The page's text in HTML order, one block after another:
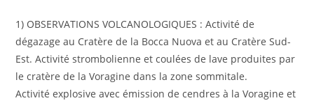
1) OBSERVATIONS VOLCANOLOGIQUES : Activité de
dégazage au Cratère de la Bocca Nuova et au Cratère Sud-
Est. Activité strombolienne et coulées de lave produites par
le cratère de la Voragine dans la zone sommitale.
Activité explosive avec émission de cendres à la Voragine et